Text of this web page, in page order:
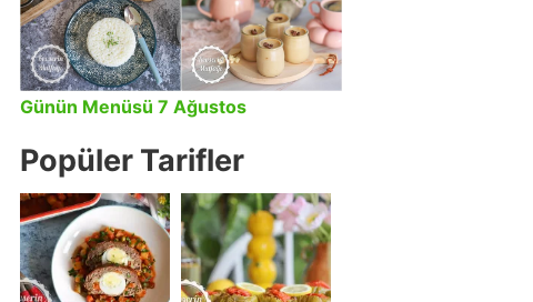
Günün Menüsü 7 Ağustos
Popüler Tarifler